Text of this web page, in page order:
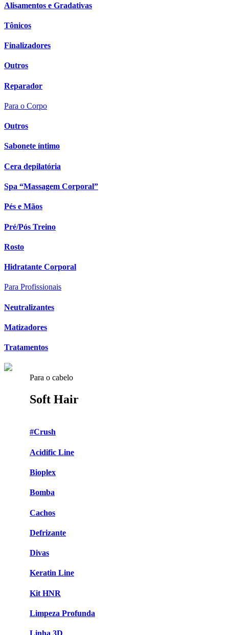
Alisamentos e Gradativas
Tônicos
Finalizadores
Outros
Reparador
Para o Corpo
Outros
Sabonete íntimo
Cera depilatória
Spa “Massagem Corporal”
Pés e Mãos
Pré/Pós Treino
Rosto
Hidratante Corporal
Para Profissionais
Neutralizantes
Matizadores
Tratamentos
Para o cabelo
Soft Hair
#Crush
Acidific Line
Bioplex
Bomba
Cachos
Defrizante
Divas
Keratin Line
Kit HNR
Limpeza Profunda